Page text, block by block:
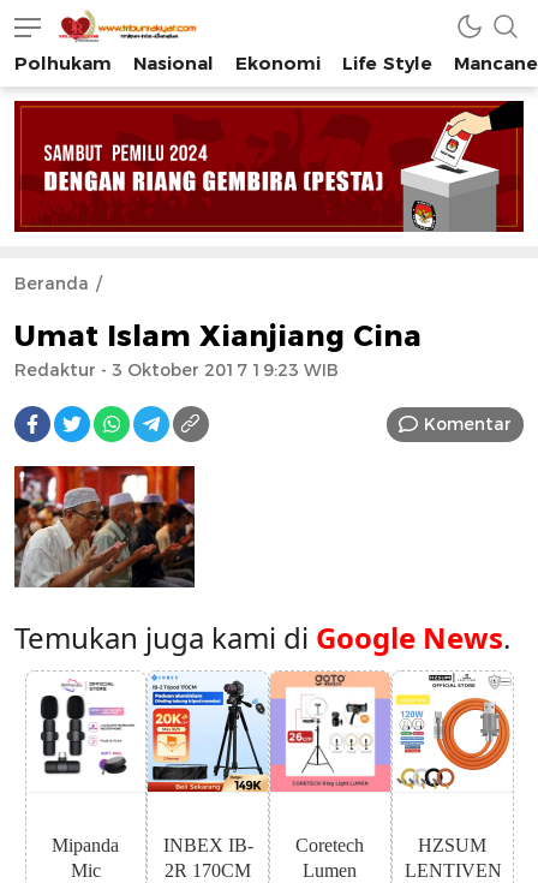
Tribun Rakyat
Tulus – Terdepan – Diharapkan
Polhukam Nasional Ekonomi Life Style
Beranda
Umat Islam Xianjiang Cina
Redaktur - 3 Oktober 2017 19:23 WIB
Komentar
Temukan juga kami di Google News.
Mipanda
Mic
INBEX IB-
2R 170CM
Coretech
Lumen
HZSUM
LENTIVEN